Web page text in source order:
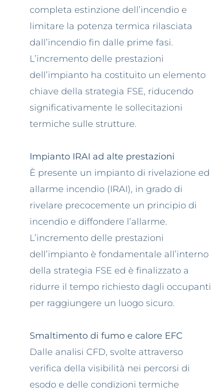
completa estinzione dell’incendio e
limitare la potenza termica rilasciata
dall’incendio fin dalle prime fasi.
L’incremento delle prestazioni
dell’impianto ha costituito un elemento
chiave della strategia FSE, riducendo
significativamente le sollecitazioni
termiche sulle strutture.
Impianto IRAI ad alte prestazioni
È presente un impianto di rivelazione ed
allarme incendio (IRAI), in grado di
rivelare precocemente un principio di
incendio e diffondere l’allarme.
L’incremento delle prestazioni
dell’impianto è fondamentale all’interno
della strategia FSE ed è finalizzato a
ridurre il tempo richiesto dagli occupanti
per raggiungere un luogo sicuro.
Smaltimento di fumo e calore EFC
Dalle analisi CFD, svolte attraverso
verifica della visibilità nei percorsi di
esodo e delle condizioni termiche